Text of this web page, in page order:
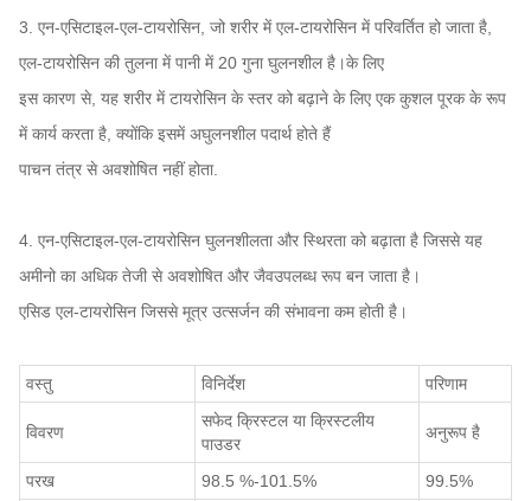
3. एन-एसिटाइल-एल-टायरोसिन, जो शरीर में एल-टायरोसिन में परिवर्तित हो जाता है,
एल-टायरोसिन की तुलना में पानी में 20 गुना घुलनशील है।के लिए
इस कारण से, यह शरीर में टायरोसिन के स्तर को बढ़ाने के लिए एक कुशल पूरक के रूप
में कार्य करता है, क्योंकि इसमें अघुलनशील पदार्थ होते हैं
पाचन तंत्र से अवशोषित नहीं होता.
4. एन-एसिटाइल-एल-टायरोसिन घुलनशीलता और स्थिरता को बढ़ाता है जिससे यह
अमीनो का अधिक तेजी से अवशोषित और जैवउपलब्ध रूप बन जाता है।
एसिड एल-टायरोसिन जिससे मूत्र उत्सर्जन की संभावना कम होती है।
वस्तु विनिर्देश परिणाम
विवरण
सफेद क्रिस्टल या क्रिस्टलीय
पाउडर
अनुरूप है
परख 98.5 %-101.5%
99.5%